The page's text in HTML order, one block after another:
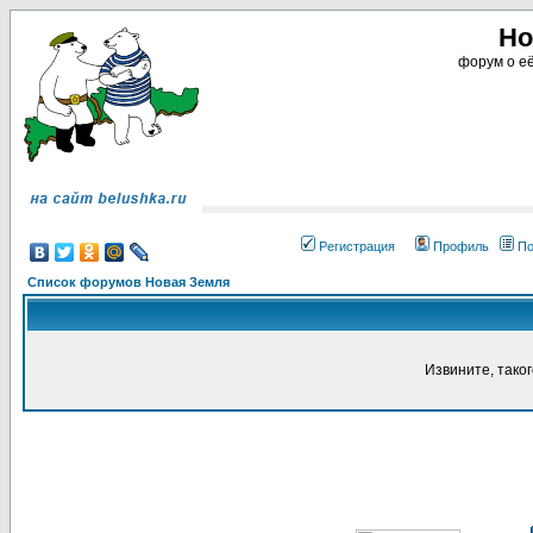
форум о
Регистрация Профиль
Список форумов Новая Земля
Извините,